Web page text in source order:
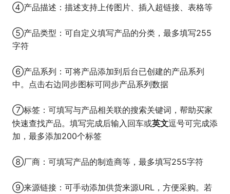
④产品描述：描述支持上传图片、插入超链接、表格等
⑤产品类型：可自定义填写产品的分类，最多填写255
字符
⑥产品系列：可将产品添加到后台已创建的产品系列
中。点击右边同步图标可同步产品系列数据
⑦标签：可填写与产品相关联的搜索关键词，帮助买家
快速查找产品。填写完成后输入回车或英文逗号可完成添
加，最多添加200个标签
⑧厂商：可填写产品的制造商等，最多填写255字符
⑨来源链接：可手动添加供货来源URL，方便采购。若